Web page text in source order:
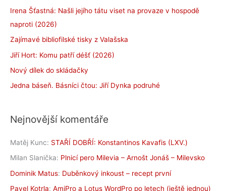
Irena Šťastná: Našli jejího tátu viset na provaze v hospodě
naproti (2026)
Zajímavé bibliofilské tisky z Valašska
Jiří Hort: Komu patří déšť (2026)
Nový dílek do skládačky
Jedna báseň. Básníci čtou: Jiří Dynka podruhé
Nejnovější komentáře
Matěj Kunc: STAŘÍ DOBŘÍ: Konstantinos Kavafis (LXV.)
Milan Slanička: Plnicí pero Milevia – Arnošt Jonáš – Milevsko
Dominik Matus: Duběnkový inkoust – recept první
Pavel Kotrla: AmiPro a Lotus WordPro po letech (ještě jednou)